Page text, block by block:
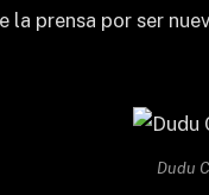
prensa por ser
Dudu